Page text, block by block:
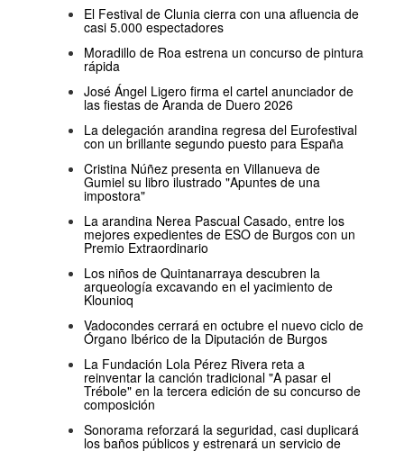
El Festival de Clunia cierra con una afluencia de
casi 5.000 espectadores
Moradillo de Roa estrena un concurso de pintura
rápida
José Ángel Ligero firma el cartel anunciador de
las fiestas de Aranda de Duero 2026
La delegación arandina regresa del Eurofestival
con un brillante segundo puesto para España
Cristina Núñez presenta en Villanueva de
Gumiel su libro ilustrado "Apuntes de una
impostora"
La arandina Nerea Pascual Casado, entre los
mejores expedientes de ESO de Burgos con un
Premio Extraordinario
Los niños de Quintanarraya descubren la
arqueología excavando en el yacimiento de
Klounioq
Vadocondes cerrará en octubre el nuevo ciclo de
Órgano Ibérico de la Diputación de Burgos
La Fundación Lola Pérez Rivera reta a
reinventar la canción tradicional "A pasar el
Trébole" en la tercera edición de su concurso de
composición
Sonorama reforzará la seguridad, casi duplicará
los baños públicos y estrenará un servicio de